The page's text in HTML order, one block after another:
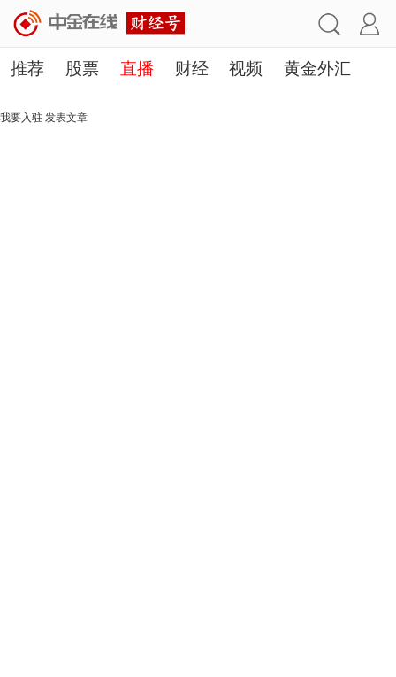
推荐 股票 直播 财经 视频 黄金外汇
理财 行业
我要入驻 发表文章